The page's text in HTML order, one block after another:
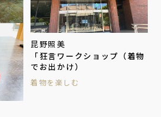
昆野照美
「狂言ワークショップ（着物
でお出かけ）
着物を楽しむ